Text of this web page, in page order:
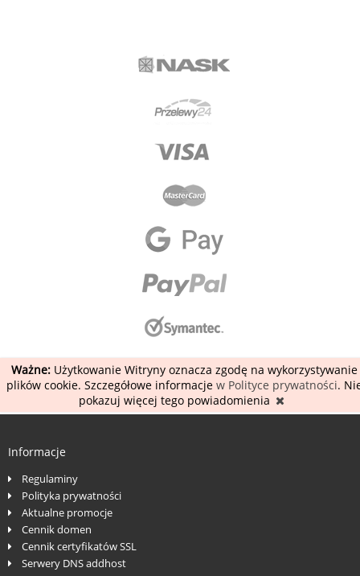
Ważne:Użytkowanie Witryny oznacza zgodę na wykorzystywanie
plików cookie. Szczegółowe informacje w Polityce prywatności.
pokazuj więcej tego powiadomienia
Informacje
Regulaminy
Polityka prywatności
Aktualne promocje
Cennik domen
Cennik certyfikatów SSL
Serwery DNS addhost